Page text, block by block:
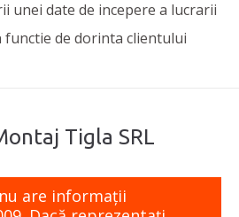
unei date de incepere a lucrarii
de dorinta clientului
Tigla SRL
are informaţii